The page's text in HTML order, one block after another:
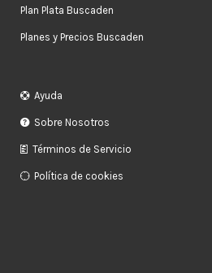
Plan Plata Buscaden
Planes y Precios Buscaden
Ayuda
Sobre Nosotros
Términos de Servicio
Política de cookies